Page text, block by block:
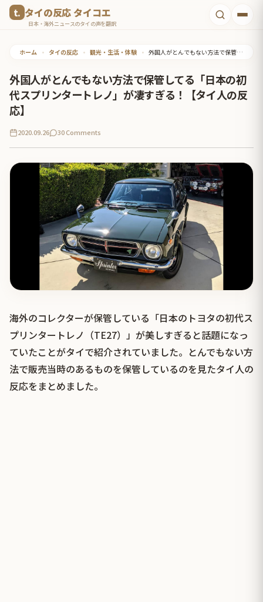
タイの反応 タイコエ
日本・海外ニュースのタイの声を翻訳
ホーム • タイの反応 • 観光・生活・体験 • 外国人がとんでもない方法で保管してる「日本の初代スプリンタートレノ」が凄すぎる！【タイ人の反応】
外国人がとんでもない方法で保管してる「日本の初
代スプリンタートレノ」が凄すぎる！【タイ人の反
応】
2020.09.26 30 Comments
海外のコレクターが保管している「日本のトヨタの初代ス
プリンタートレノ（TE27）」が美しすぎると話題になっ
ていたことがタイで紹介されていました。とんでもない方
法で販売当時のあるものを保管しているのを見たタイ人の
反応をまとめました。